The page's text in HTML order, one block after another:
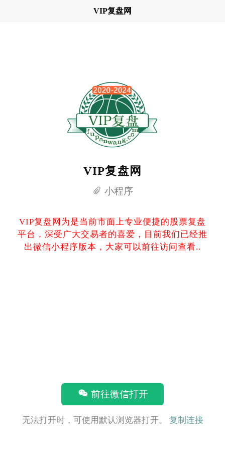
VIP复盘网
VIP复盘网
小程序
VIP复盘网为是当前市面上专业便捷的股票复盘
平台，深受广大交易者的喜爱，目前我们已经推
出微信小程序版本，大家可以前往访问查看..
前往微信打开
无法打开时，可使用默认浏览器打开。 复制连接